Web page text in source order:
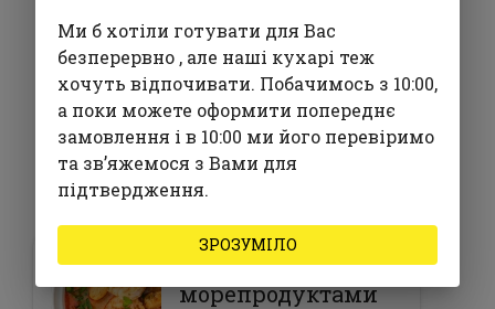
Середньої гостроти +0 ₴
Гостре +0 ₴
Часто замовляють з
Том Ям із
морепродуктами
Ми б хотіли готувати для Вас
безперервно , але наші кухарі теж
хочуть відпочивати. Побачимось з 10:00,
а поки можете оформити попереднє
замовлення і в 10:00 ми його перевіримо
та звʼяжемося з Вами для
підтвердження.
ЗРОЗУМІЛО